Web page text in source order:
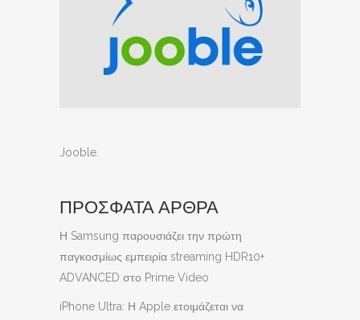
Jooble
ΠΡΟΣΦΑΤΑ ΑΡΘΡΑ
Η Samsung παρουσιάζει την πρώτη
παγκοσμίως εμπειρία streaming HDR10+
ADVANCED στο Prime Video
iPhone Ultra: Η Apple ετοιμάζεται να